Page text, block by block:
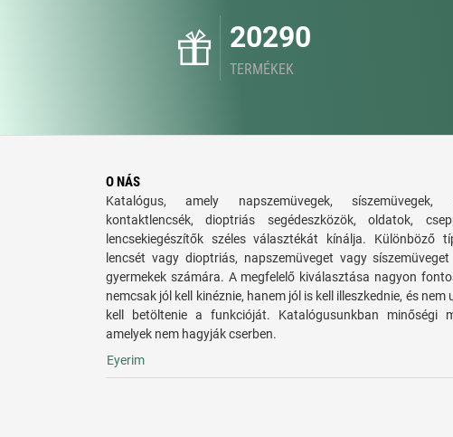
20290
TERMÉKEK
O NÁS
Katalógus, amely napszemüvegek, síszemüvegek,
kontaktlencsék, dioptriás segédeszközök, oldatok,
lencsekiegészítők széles választékát kínálja. Különböző
lencsét vagy dioptriás, napszemüveget vagy
gyermekek számára. A megfelelő kiválasztása nagyon
nemcsak jól kell kinéznie, hanem jól is kell illeszkednie, és
kell betöltenie a funkcióját. Katalógusunkban minőségi
amelyek nem hagyják cserben.
Eyerim